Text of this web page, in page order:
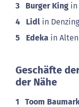
3 Burger King in
4 Lidl in
5 Edeka in
Geschäfte
der Nähe
1 Toom